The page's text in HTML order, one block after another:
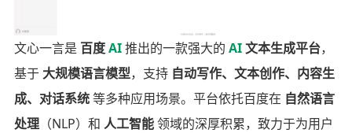
文心一言是 百度AI推出的一款强大的 AI文本生成平台，
基于 大规模语言模型，支持 自动写作、文本创作、内容生
成、对话系统等多种应用场景。平台依托百度在 自然语言
处理 （NLP）和 人工智能领域的深厚积累，致力于为用户